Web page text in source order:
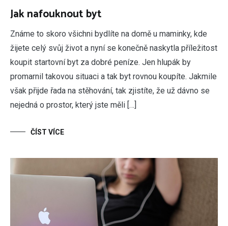
Jak nafouknout byt
Známe to skoro všichni bydlíte na domě u maminky, kde
žijete celý svůj život a nyní se konečně naskytla příležitost
koupit startovní byt za dobré peníze. Jen hlupák by
promarnil takovou situaci a tak byt rovnou koupíte. Jakmile
však přijde řada na stěhování, tak zjistíte, že už dávno se
nejedná o prostor, který jste měli […]
ČÍST VÍCE